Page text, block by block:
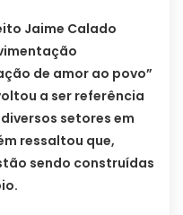
Jaime Calado
de amor ao povo”
a ser referência
setores em
ressaltou que,
sendo construídas